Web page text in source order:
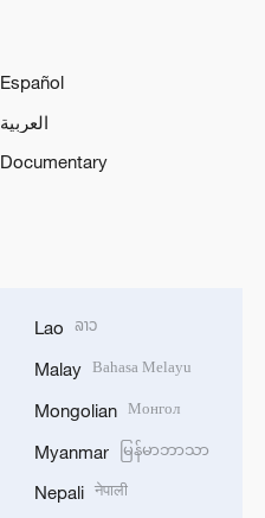
Español
العربية
Documentary
Lao ລາວ
Malay Bahasa Melayu
Mongolian Монгол
Myanmar မြန်မာဘာသာ
Nepali नेपाली